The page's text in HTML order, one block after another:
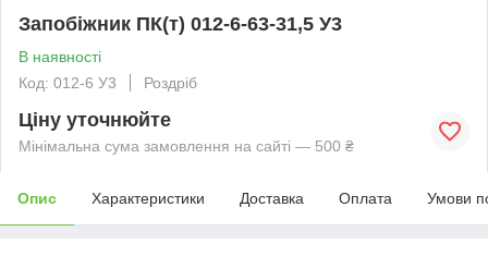
Запобіжник ПК(т) 012-6-63-31,5 У3
В наявності
Код: 012-6 У3
Роздріб
Ціну уточнюйте
Мінімальна сума замовлення на сайті — 500 ₴
Опис Характеристики Доставка Оплата Умови